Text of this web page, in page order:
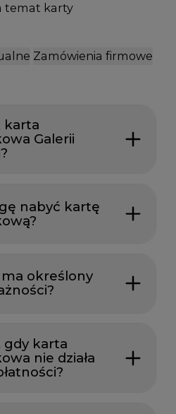
temat karty
Zamówienia firmowe
karta
Galerii
nabyć kartę
określony
gdy karta
nie działa